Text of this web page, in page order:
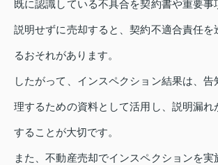
既に認識している不具合を契約書や重要事
説明せずに売却すると、契約不適合責任を
るおそれがあります。
したがって、インスペクション結果は、
理するための資料として活用し、説明漏れ
することが大切です。
また、不動産売却でインスペクションを実